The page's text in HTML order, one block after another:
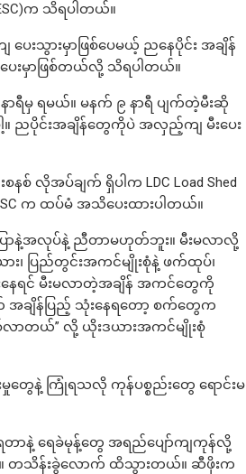
က သိရပါတယ်။
ေးသွားမှာဖြစ်ပေမယ့် ညနေပိုင်း အချိန်
ေးမှာဖြစ်တယ်လို့ သိရပါတယ်။
ာရီမှ ရမယ်။ မနက် ၉ နာရီ ပျက်တဲ့မီးဆို
ညပိုင်းအချိန်တွေကိုပဲ အလှည့်ကျ မီးပေး
စ် လိုအပ်ချက် ရှိပါက LDC Load Shed
က ထပ်မံ အသိပေးထားပါတယ်။
ြောနဲ့အလုပ်နဲ့ ညီတာမဟုတ်ဘူး။ မီးမလာလို့
၊ ပြည်တွင်းအကင်မျိုးစုံနဲ့ ဖက်ထုပ်၊
နေရင် မီးမလာတဲ့အချိန် အကင်တွေကို
အချိန်ပြည့် သုံးနေရတော့ စက်တွေက
လာတယ်” လို့ ယိုးဒယားအကင်မျိုးစုံ
းမှုတွေနဲ့ ကြုံရသလို ကုန်ပစ္စည်းတွေ ရောင်းမ
ာနဲ့ ရေခဲမုန့်တွေ အရည်ပျော်ကျကုန်လို့
တသိန်းခွဲလောက် ထိသွားတယ်။ ဆီဖိုးက